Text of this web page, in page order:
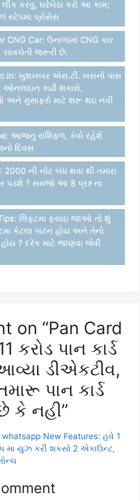
કરવુ, ઘરેબેઠા કરો આ કામ;
સ્ટેપમા પ્રોસેસ
CNG Car: ઉનાળામાં CNG કાર
જરૂરી છે.
ખુશખબર એસ.ટી. બસનો પાસ
ઓનલાઇન કાઢી શકાસે,
અને મુસાફરો માટે શરૂ થઇ નવી
આજનુ રાશિફળ, કેવો રહેશે
દિવસ
2000 ની નોટ બંધ થવા થી તમારા
પડશે ? સમજો આ 8 પ્રશ્ન ના
લિફટમા ફસાઇ જાઓ તો શુંં
કેટલા બટન હોય અને તેનો
? દરેક માટે જાણવા જેવી
on “Pan Card
કરોડ પાન કાર્ડ
ડીએકટીવ,
પાન કાર્ડ
કે નહી”
whatsapp New Features: હવે 1
મા યુઝ કરી શકસો 2 એકાઉન્ટ,